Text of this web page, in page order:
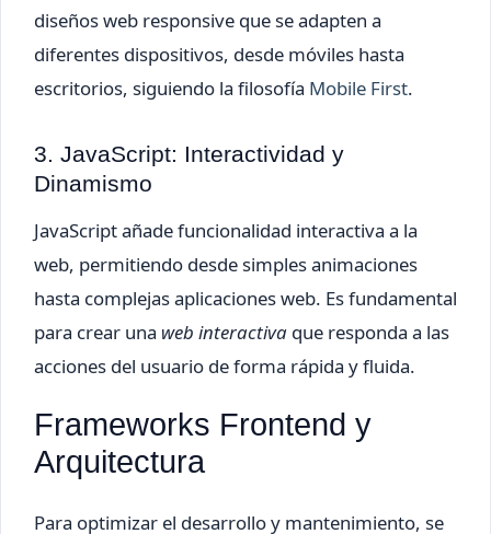
diseños web responsive que se adapten a
diferentes dispositivos, desde móviles hasta
escritorios, siguiendo la filosofía Mobile First.
3. JavaScript: Interactividad y
Dinamismo
JavaScript añade funcionalidad interactiva a la
web, permitiendo desde simples animaciones
hasta complejas aplicaciones web. Es fundamental
para crear una web interactiva que responda a las
acciones del usuario de forma rápida y fluida.
Frameworks Frontend y
Arquitectura
Para optimizar el desarrollo y mantenimiento, se